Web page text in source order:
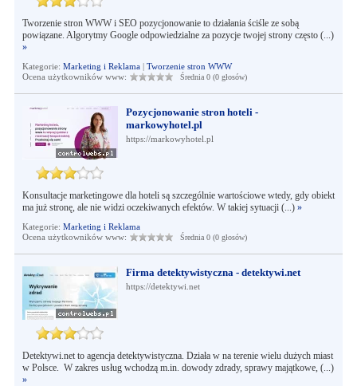
Tworzenie stron WWW i SEO pozycjonowanie to działania ściśle ze sobą
powiązane. Algorytmy Google odpowiedzialne za pozycje twojej strony często (...)
»
Kategorie: Marketing i Reklama| Tworzenie stron WWW
Ocena użytkowników www:
Średnia 0 (0 głosów)
Pozycjonowanie stron hoteli -
markowyhotel.pl
https://markowyhotel.pl
Konsultacje marketingowe dla hoteli są szczególnie wartościowe wtedy, gdy obiekt
ma już stronę, ale nie widzi oczekiwanych efektów. W takiej sytuacji (...) »
Kategorie: Marketing i Reklama
Ocena użytkowników www:
Średnia 0 (0 głosów)
Firma detektywistyczna - detektywi.net
https://detektywi.net
Detektywi.net to agencja detektywistyczna. Działa w na terenie wielu dużych miast
w Polsce. W zakres usług wchodzą m.in. dowody zdrady, sprawy majątkowe, (...)
»